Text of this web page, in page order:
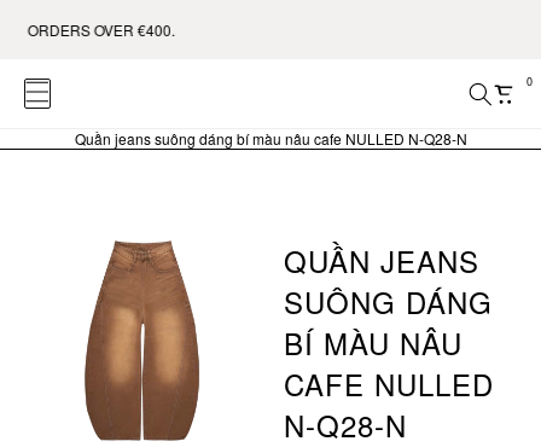
OVER €400.
0
Quần jeans suông dáng bí màu nâu cafe NULLED N-Q28-N
QUẦN JEANS
SUÔNG DÁNG
BÍ MÀU NÂU
CAFE NULLED
N-Q28-N